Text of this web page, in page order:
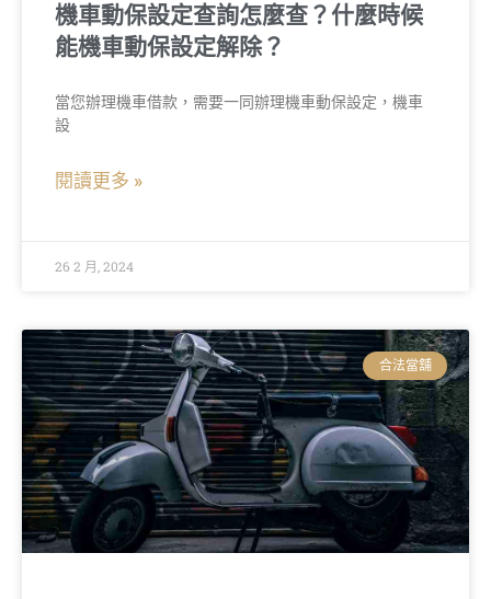
機車動保設定查詢怎麼查？什麼時候
能機車動保設定解除？
當您辦理機車借款，需要一同辦理機車動保設定，機車
設
閱讀更多 »
26 2 月, 2024
合法當舖